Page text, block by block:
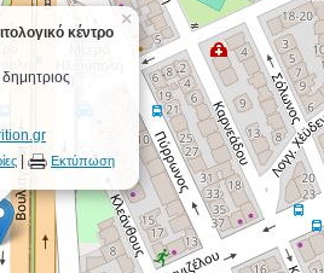
κέντρο
| Εκτύπωση
×